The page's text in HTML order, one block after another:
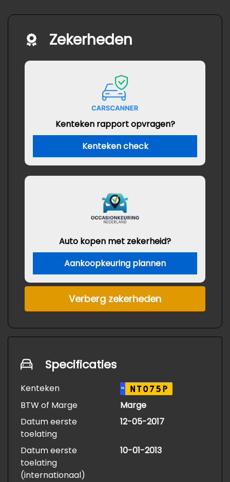
Zekerheden
Kenteken rapport opvragen?
Kenteken check
Auto kopen met zekerheid?
Aankoopkeuring plannen
Verberg zekerheden
Specificaties
Kenteken NL NT075P
BTW of Marge
Marge
Datum eerste
toelating
12-05-2017
Datum eerste
toelating
(internationaal)
10-01-2013